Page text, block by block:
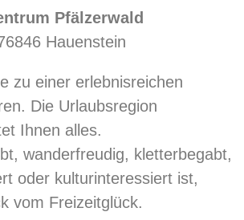
Pfälzerwald
Hauenstein
zu einer erlebnisreichen
Die Urlaubsregion
Ihnen alles.
wanderfreudig, kletterbegabt,
oder kulturinteressiert ist,
vom Freizeitglück.